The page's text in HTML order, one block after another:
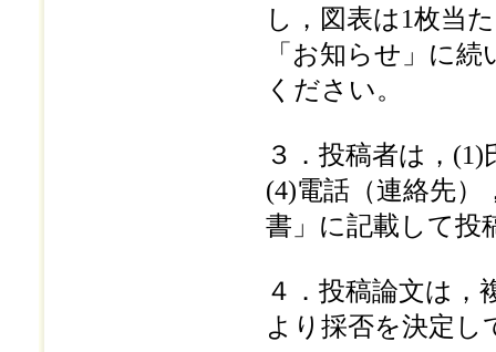
し，図表は1枚当
「お知らせ」に
ください。
３．投稿者は，
(4)電話（連絡先
書」に記載して投
４．投稿論文は，
より採否を決定し